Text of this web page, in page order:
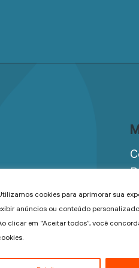
cookies para aprimorar sua
anúncios ou conteúdo
clicar em “Aceitar todos”, você